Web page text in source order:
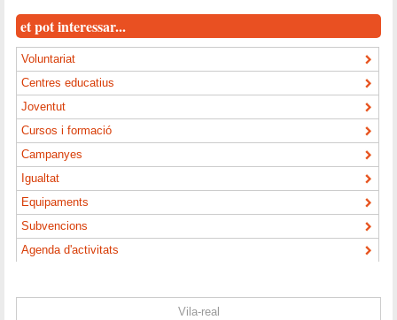
et pot interessar...
Voluntariat
Centres educatius
Joventut
Cursos i formació
Campanyes
Igualtat
Equipaments
Subvencions
Agenda d'activitats
Vila-real